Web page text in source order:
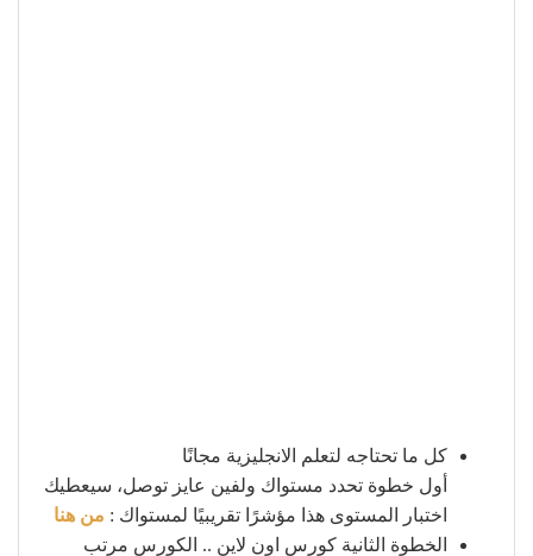
كل ما تحتاجه لتعلم الانجليزية مجانًا
أول خطوة تحدد مستواك ولفين عايز توصل، سيعطيك
اختبار المستوى هذا مؤشرًا تقريبيًا لمستواك : من هنا
الخطوة الثانية كورس اون لاين .. الكورس مرتب